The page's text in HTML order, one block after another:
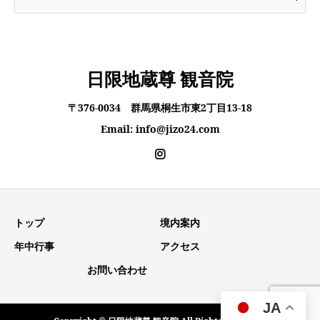
日限地蔵尊 観音院
〒376-0034 群馬県桐生市東2丁目13-18
Email: info@jizo24.com
トップ
境内案内
年中行事
アクセス
お問い合わせ
JA